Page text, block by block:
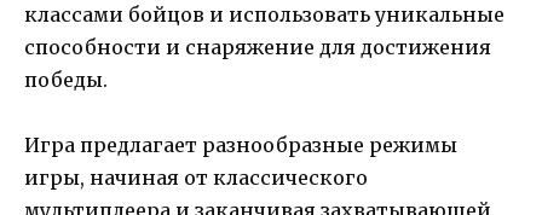
классами бойцов и использовать уникальные
способности и снаряжение для достижения
победы.
Игра предлагает разнообразные режимы
игры, начиная от классического
мультиплеера и заканчивая захватывающей